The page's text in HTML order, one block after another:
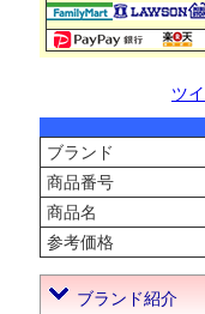
ツ
ブランド
商品番号
商品名
参考価格
ブランド紹介